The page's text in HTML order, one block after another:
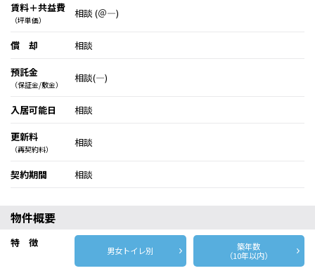
賃料＋共益費
（坪単価）
相談 (＠―)
償 却
相談
預託金
（保証金/敷金）
相談(―)
入居可能日
相談
更新料
（再契約料）
相談
契約期間 相談
物件概要
特 徴
男女トイレ別
築年数
（10年以内）